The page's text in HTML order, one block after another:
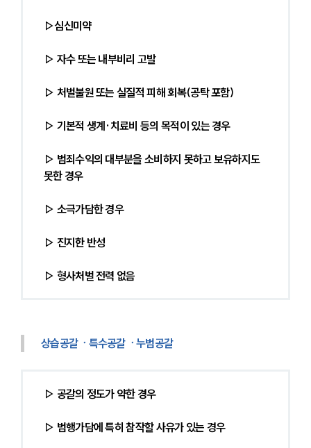
▷심신미약
▷ 자수 또는 내부비리 고발
▷ 처벌불원 또는 실질적 피해 회복(공탁 포함)
▷ 기본적 생계·치료비 등의 목적이 있는 경우
▷ 범죄수익의 대부분을 소비하지 못하고 보유하지도
못한 경우
▷ 소극가담한 경우
▷ 진지한 반성
▷ 형사처벌 전력 없음
상습공갈ㆍ특수공갈ㆍ누범공갈
▷ 공갈의 정도가 약한 경우
▷ 범행가담에 특히 참작할 사유가 있는 경우